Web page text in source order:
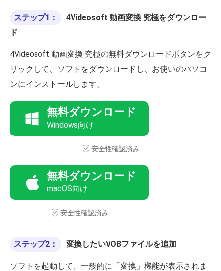
ステップ1：
4Videosoft 動画変換 究極をダウンロー
ド
4Videosoft 動画変換 究極の無料ダウンロードボタンをク
リックして、ソフトをダウンロードし、お使いのパソコ
ンにインストールします。
無料ダウンロード
Windows向け
安全性確認済み
無料ダウンロード
macOS向け
安全性確認済み
ステップ2： 変換したいVOBファイルを追加
ソフトを起動して、一般的に「変換」機能が表示されま